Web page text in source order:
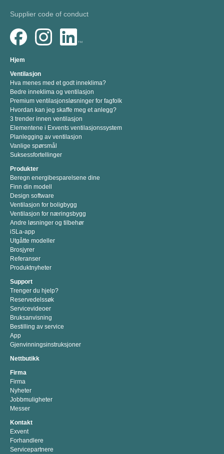
Supplier code of conduct
Hjem
Ventilasjon
Hva menes med et godt inneklima?
Bedre inneklima og ventilasjon
Premium ventilasjonsløsninger for fagfolk
Hvordan kan jeg skaffe meg et anlegg?
3 trender innen ventilasjon
Elementene i Exvents ventilasjonssystem
Planlegging av ventilasjon
Vanlige spørsmål
Suksessfortellinger
Produkter
Beregn energibesparelsene dine
Finn din modell
Design software
Ventilasjon for boligbygg
Ventilasjon for næringsbygg
Andre løsninger og tilbehør
iSLa-app
Utgåtte modeller
Brosjyrer
Referanser
Produktnyheter
Support
Trenger du hjelp?
Reservedelssøk
Servicevideoer
Bruksanvisning
Bestilling av service
App
Gjenvinningsinstruksjoner
Nettbutikk
Firma
Firma
Nyheter
Jobbmuligheter
Messer
Kontakt
Exvent
Forhandlere
Servicepartnere